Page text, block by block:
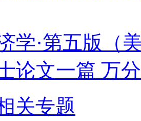
学·第五版（
论文一篇 万
关专题